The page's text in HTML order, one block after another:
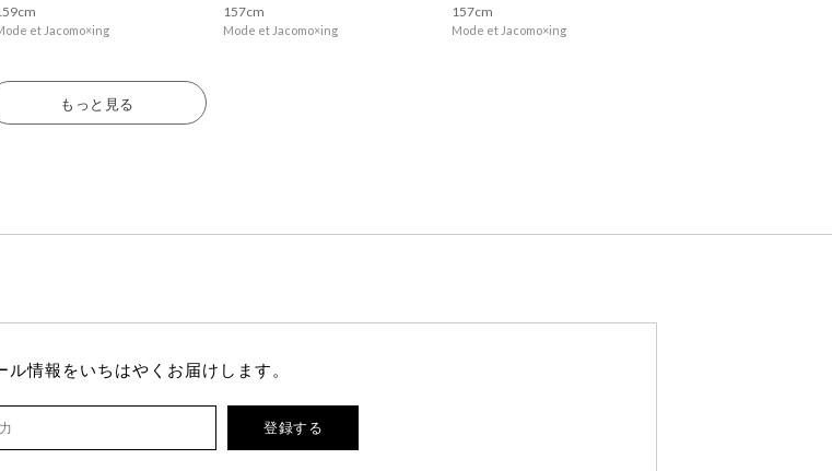
et Jacomo×ing
157cm
Mode et Jacomo×ing
157cm
Mode et Jacomo×ing
もっと見る
ル情報をいちはやくお届けします。
登録する